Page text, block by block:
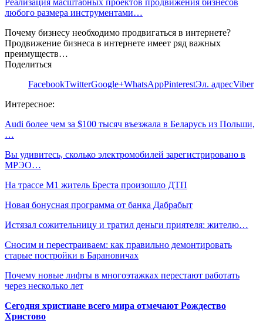
Реализация масштабных проектов продвижения бизнесов
любого размера инструментами…
Почему бизнесу необходимо продвигаться в интернете?
Продвижение бизнеса в интернете имеет ряд важных
преимуществ…
Поделиться
FacebookTwitterGoogle+WhatsAppPinterestЭл. адресViber
Интересное:
Audi более чем за $100 тысяч въезжала в Беларусь из Польши,
…
Вы удивитесь, сколько электромобилей зарегистрировано в
МРЭО…
На трассе М1 житель Бреста произошло ДТП
Новая бонусная программа от банка Дабрабыт
Истязал сожительницу и тратил деньги приятеля: жителю…
Сносим и перестраиваем: как правильно демонтировать
старые постройки в Барановичах
Почему новые лифты в многоэтажках перестают работать
через несколько лет
Сегодня христиане всего мира отмечают Рождество
Христово